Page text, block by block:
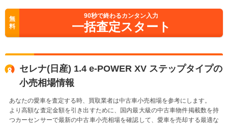
無
料
90秒で終わるカンタン入力
一括査定スタート
セレナ(日産) 1.4 e-POWER XV ステップタイプの
小売相場情報
あなたの愛車を査定する時、買取業者は中古車小売相場を参考にします。
より高額な査定金額を引き出すために、国内最大級の中古車物件掲載数を持
つカーセンサーで最新の中古車小売相場を確認して、愛車を売却する最適な